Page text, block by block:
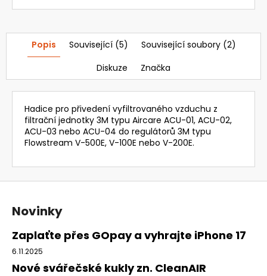
Popis Související (5)
Související soubory (2)
Diskuze
Značka
Hadice pro přivedení vyfiltrovaného vzduchu z
filtrační jednotky 3M typu Aircare ACU-01, ACU-02,
ACU-03 nebo ACU-04 do regulátorů 3M typu
Flowstream V-500E, V-100E nebo V-200E.
Z
Novinky
Zaplaťte přes GOpay a vyhrajte iPhone 17
6.11.2025
Nové svářečské kukly zn. CleanAIR